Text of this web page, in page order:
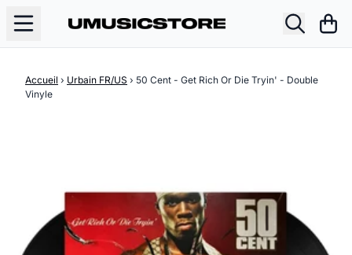
Accueil › Urbain FR/US › 50 Cent - Get Rich Or Die Tryin' - Double
Vinyle